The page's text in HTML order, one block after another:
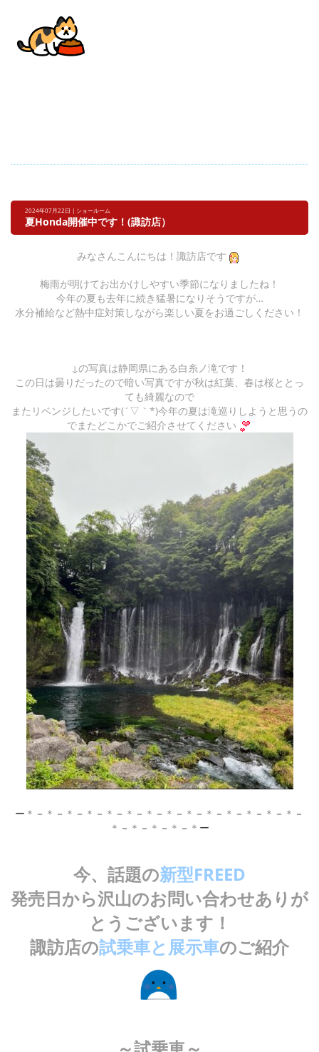
2024年07月22日 | ショールーム
夏Honda開催中です！(諏訪店）
みなさんこんにちは！諏訪店です
梅雨が明けてお出かけしやすい季節になりましたね！
今年の夏も去年に続き猛暑になりそうですが…
水分補給など熱中症対策しながら楽しい夏をお過ごしください！
↓の写真は静岡県にある白糸ノ滝です！
この日は曇りだったので暗い写真ですが秋は紅葉、春は桜ととっ
ても綺麗なので
またリベンジしたいです(´▽｀*)今年の夏は滝巡りしようと思うの
でまたどこかでご紹介させてください
ー ＊ － ＊ － ＊ － ＊ － ＊ － ＊ － ＊ － ＊ － ＊ － ＊ － ＊ － ＊ － ＊ － ＊ －
＊ － ＊ － ＊ － ＊ － ＊ ー
今、話題の新型FREED
発売日から沢山のお問い合わせありが
とうございます！
諏訪店の試乗車と展示車のご紹介